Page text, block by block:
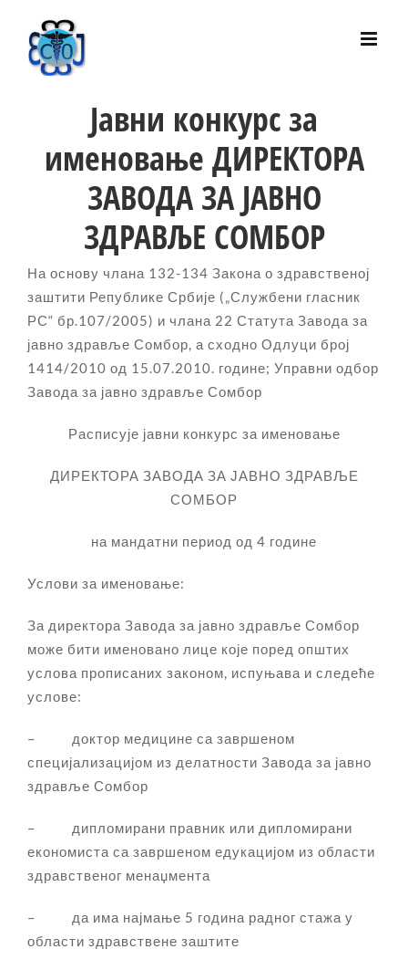
content
Jавни конкурс за
именовање ДИРЕКТОРА
ЗАВОДА ЗА ЈАВНО
ЗДРАВЉЕ СОМБОР
На основу члана 132-134 Закона о здравственој
заштити Републике Србије („Службени гласник
РС“ бр.107/2005) и члана 22 Статута Завода за
јавно здравље Сомбор, а сходно Одлуци број
1414/2010 од 15.07.2010. године; Управни одбор
Завода за јавно здравље Сомбор
Расписује јавни конкурс за именовање
ДИРЕКТОРА ЗАВОДА ЗА ЈАВНО ЗДРАВЉЕ
СОМБОР
на мандатни период од 4 године
Услови за именовање:
За директора Завода за јавно здравље Сомбор
може бити именовано лице које поред општих
услова прописаних законом, испуњава и следеће
услове:
– доктор медицине са завршеном
специјализацијом из делатности Завода за јавно
здравље Сомбор
– дипломирани правник или дипломирани
економиста са завршеном едукацијом из области
здравственог менаџмента
– да има најмање 5 година радног стажа у
области здравствене заштите